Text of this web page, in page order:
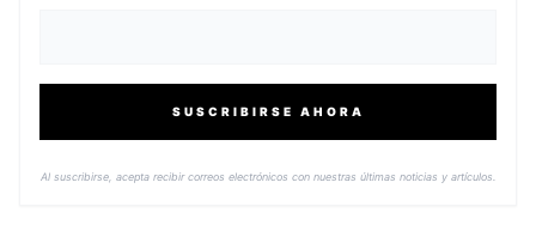
SUSCRIBIRSE AHORA
Al suscribirse, acepta recibir correos electrónicos con nuestras últimas noticias y artículos.